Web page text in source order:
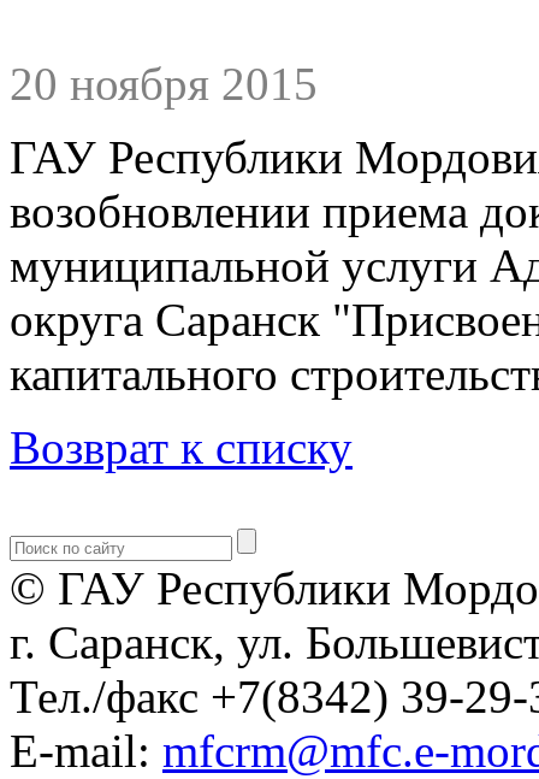
20 ноября 2015
ГАУ Республики
возобновлении приема
муниципальной услуги
округа Саранск
капитального
Возврат к списку
© ГАУ Республики
г. Саранск, ул.
Тел./факс +7(8342) 39-29-
E-mail: mfcrm@mfc.e-